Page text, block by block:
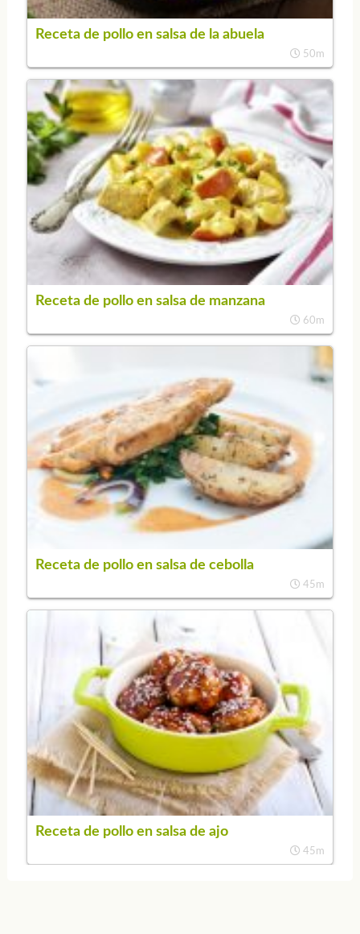
Receta de pollo en salsa de la abuela
50m
Receta de pollo en salsa de manzana
60m
Receta de pollo en salsa de cebolla
45m
Receta de pollo en salsa de ajo
45m